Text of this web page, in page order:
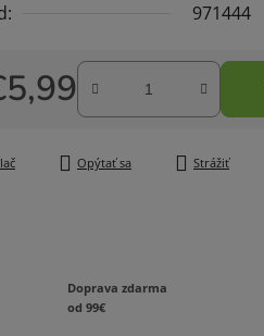
971444
cena:
Opýtať sa Strážiť
Doprava zdarma
od 99€